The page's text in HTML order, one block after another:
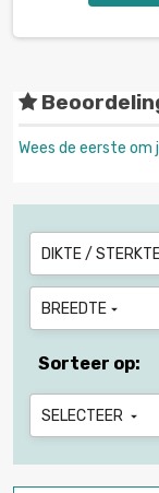
Wees de eerste om
DIKTE /
BREEDTE 
Sorteer op:
SELECTEER 